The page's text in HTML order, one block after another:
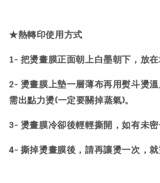
★熱轉印使用方式
1- 把燙畫膜正面朝上白墨朝下，放在
2- 燙畫膜上墊一層薄布再用熨斗燙
需出點力燙(一定要關掉蒸氣)。
3- 燙畫膜冷卻後輕輕撕開，如有未密
4- 撕掉燙畫膜後，請再讓燙一次，就